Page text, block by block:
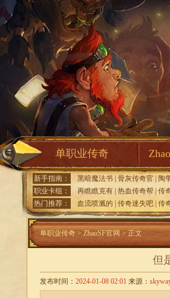
单职业传奇
新手指南： 黑暗魔法书 骨灰传奇官 陶
职业卡组：
再瞧瞧克有 热血传奇帮 传
热门推荐：
血流喷溅的 传奇迷失吧 传
单职业传奇 > ZhaoSF官网 > 正文
但
发布时间： 2024-01-08 02:01 来源：